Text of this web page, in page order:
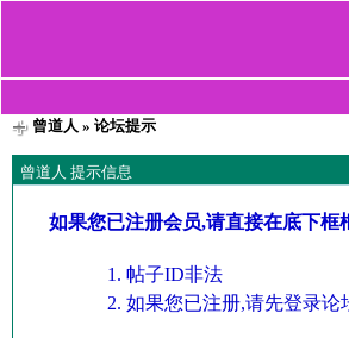
曾道人 » 论坛提示
曾道人 提示信息
如果您已注册会员,请直接在底下
帖子ID非法
如果您已注册,请先登录论